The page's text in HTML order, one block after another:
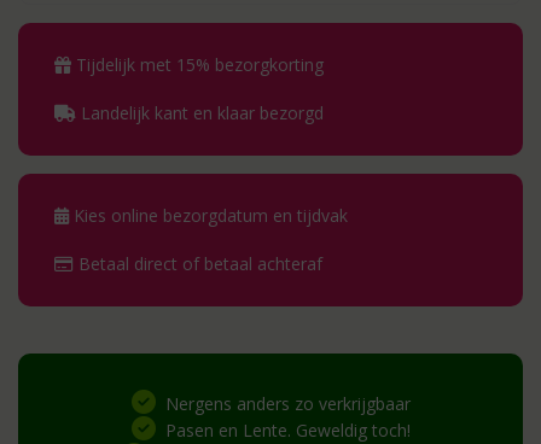
Tijdelijk met 15% bezorgkorting
Landelijk kant en klaar bezorgd
Kies online bezorgdatum en tijdvak
Betaal direct of betaal achteraf
Nergens anders zo verkrijgbaar
Pasen en Lente. Geweldig toch!